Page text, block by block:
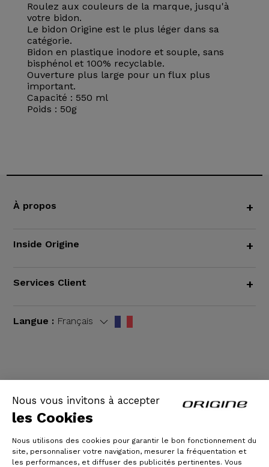
Nous vous invitons à accepter
les Cookies
Nous utilisons des cookies pour garantir le bon fonctionnement du
site, personnaliser votre navigation, mesurer la fréquentation et
les performances, et diffuser des publicités pertinentes. Vous
Roulez aux couleurs de la marque, jusqu'à
votre bidon.
Le bidon Origine est le plus léger dans sa
catégorie.
Bidon en plastique inodore et souple, sans
bisphénol et 100% recyclable.
Ouverture plus large pour un flux plus
important.
Capacité : 550 ml
Poids : 50g
À propos +
Inside Origine +
Services Client +
Langue : Français